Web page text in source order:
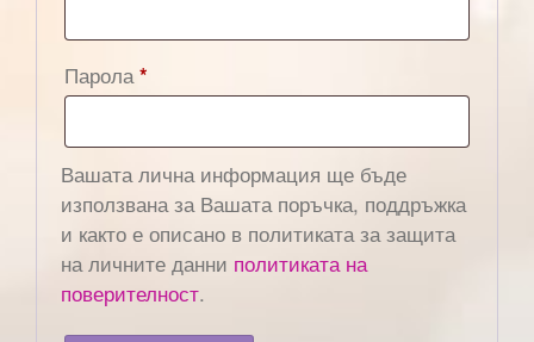
Парола*
Вашата лична информация ще бъде
използвана за Вашата поръчка, поддръжка
и както е описано в политиката за защита
на личните данни политиката на
поверителност.